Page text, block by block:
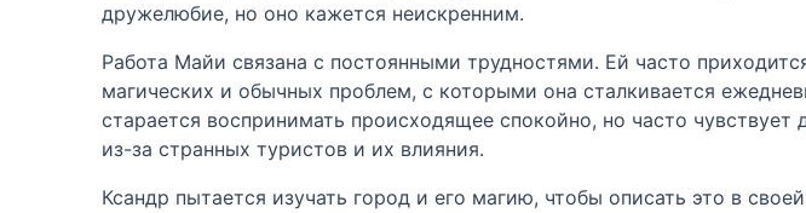
дружелюбие, но оно кажется неискренним.
Работа Майи связана с постоянными трудностями. Ей часто
магических и обычных проблем, с которыми она сталкивается
старается воспринимать происходящее спокойно, но часто
из-за странных туристов и их влияния.
Ксандр пытается изучать город и его магию, чтобы описать это в